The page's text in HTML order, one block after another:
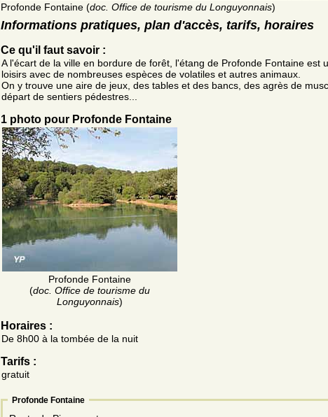
Profonde Fontaine (doc. Office de tourisme du Longuyonnais)
Informations pratiques, plan d'accès, tarifs, horaires
Ce qu'il faut savoir :
A l'écart de la ville en bordure de forêt, l'étang de Profonde Fontaine est
loisirs avec de nombreuses espèces de volatiles et autres animaux.
On y trouve une aire de jeux, des tables et des bancs, des agrès de
départ de sentiers pédestres...
1 photo pour Profonde Fontaine
Profonde Fontaine
(doc. Office de tourisme du
Longuyonnais)
Horaires :
De 8h00 à la tombée de la nuit
Tarifs :
gratuit
Profonde Fontaine